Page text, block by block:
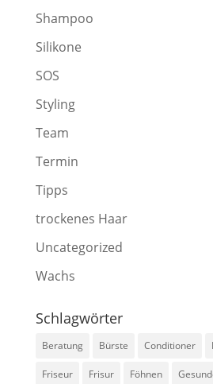
Shampoo
Silikone
SOS
Styling
Team
Termin
Tipps
trockenes Haar
Uncategorized
Wachs
Schlagwörter
Beratung Bürste Conditioner
Friseur Frisur Föhnen